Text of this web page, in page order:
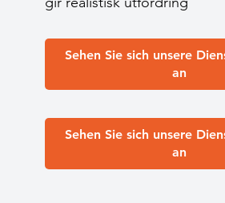
Sehen Sie sich unsere
an
Sehen Sie sich unsere
an